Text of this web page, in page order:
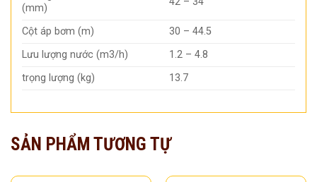
(mm)
Cột áp bơm (m)
30 – 44.5
Lưu lượng nước (m3/h)
1.2 – 4.8
trọng lượng (kg)
13.7
SẢN PHẨM TƯƠNG TỰ